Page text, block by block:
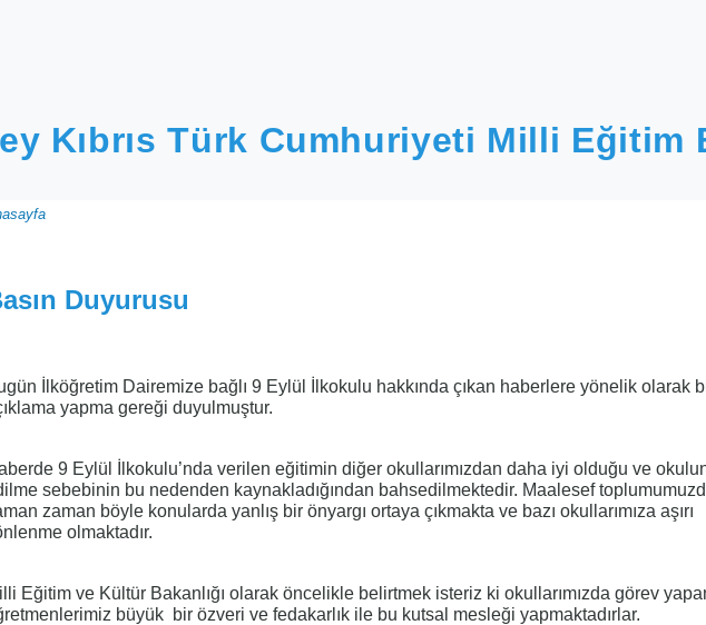
Kıbrıs Türk Cumhuriyeti Milli Eğitim
Duyurusu
İlköğretim Dairemize bağlı 9 Eylül İlkokulu hakkında çıkan haberlere yönelik olarak
yapma gereği duyulmuştur.
9 Eylül İlkokulu’nda verilen eğitimin diğer okullarımızdan daha iyi olduğu ve
sebebinin bu nedenden kaynakladığından bahsedilmektedir. Maalesef
zaman böyle konularda yanlış bir önyargı ortaya çıkmakta ve bazı okullarımıza aşırı
olmaktadır.
Eğitim ve Kültür Bakanlığı olarak öncelikle belirtmek isteriz ki okullarımızda görev
büyük bir özveri ve fedakarlık ile bu kutsal mesleği yapmaktadırlar.